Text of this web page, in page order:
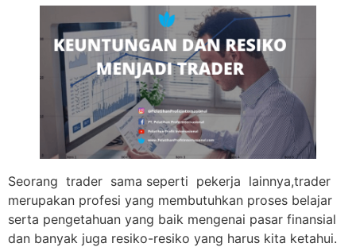
Seorang trader sama seperti pekerja lainnya,trader
merupakan profesi yang membutuhkan proses belajar
serta pengetahuan yang baik mengenai pasar finansial
dan banyak juga resiko-resiko yang harus kita ketahui.